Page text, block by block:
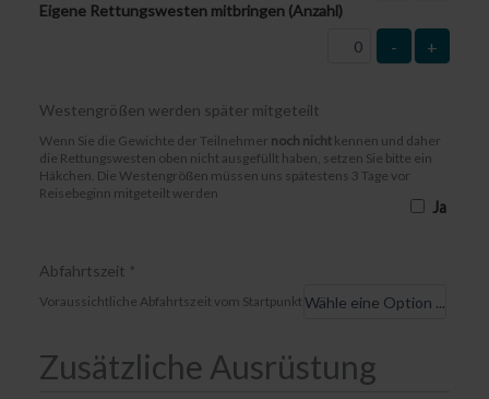
Eigene Rettungswesten mitbringen (Anzahl)
- +
Westengrößen werden später mitgeteilt
Wenn Sie die Gewichte der Teilnehmer noch nicht kennen und daher
die Rettungswesten oben nicht ausgefüllt haben, setzen Sie bitte ein
Häkchen. Die Westengrößen müssen uns spätestens 3 Tage vor
Reisebeginn mitgeteilt werden
Ja
Abfahrtszeit *
Voraussichtliche Abfahrtszeit vom Startpunkt
Zusätzliche Ausrüstung